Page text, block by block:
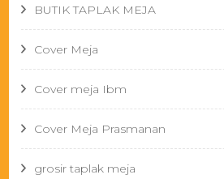
BUTIK TAPLAK MEJA
Cover Meja
Cover meja Ibm
Cover Meja Prasmanan
grosir taplak meja